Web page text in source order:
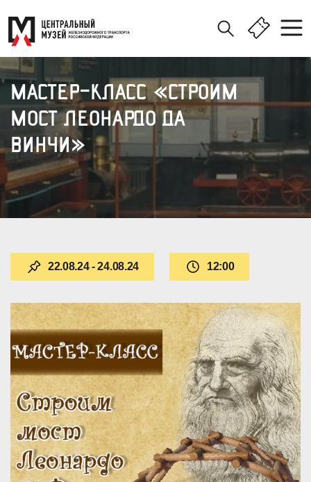
МАСТЕР-КЛАСС «СТРОИМ
МОСТ ЛЕОНАРДО ДА
ВИНЧИ»
22.08.24 - 24.08.24 12:00